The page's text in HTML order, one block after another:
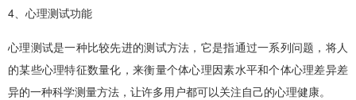
4、心理测试功能
心理测试是一种比较先进的测试方法，它是指通过一系列问题，将人
的某些心理特征数量化，来衡量个体心理因素水平和个体心理差异差
异的一种科学测量方法，让许多用户都可以关注自己的心理健康。